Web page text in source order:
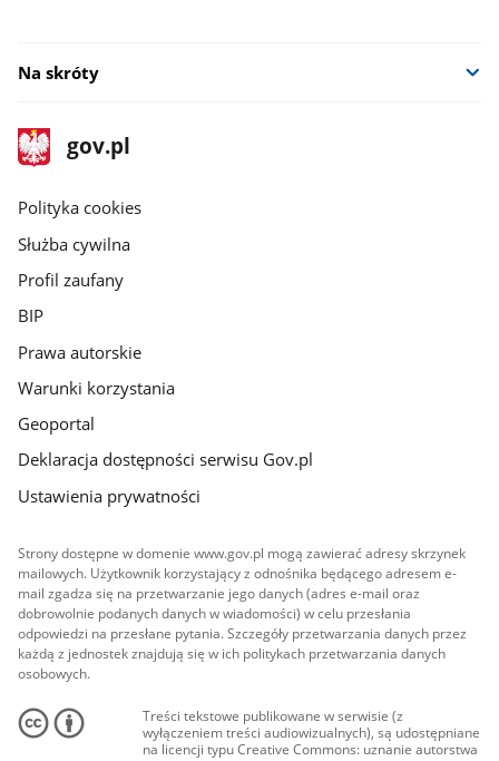
Na skróty
stopka
gov.pl
Strona
gov.pl
gov.pl
Polityka cookies
Służba cywilna
Profil zaufany
BIP
Prawa autorskie
Warunki korzystania
Geoportal
Deklaracja dostępności serwisu Gov.pl
Ustawienia prywatności
Strony dostępne w domenie www.gov.pl mogą zawierać adresy skrzynek
mailowych. Użytkownik korzystający z odnośnika będącego adresem e-
mail zgadza się na przetwarzanie jego danych (adres e-mail oraz
dobrowolnie podanych danych w wiadomości) w celu przesłania
odpowiedzi na przesłane pytania. Szczegóły przetwarzania danych przez
każdą z jednostek znajdują się w ich politykach przetwarzania danych
osobowych.
Treści tekstowe publikowane w serwisie (z
wyłączeniem treści audiowizualnych), są udostępniane
na licencji typu Creative Commons: uznanie autorstwa